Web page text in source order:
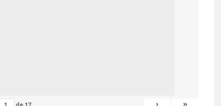
› »
RAPIDE)
IDÉES DE
BOIS POUR